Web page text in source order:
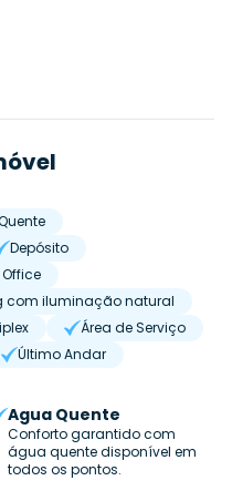
Depósito
com iluminação natural
Área de Serviço
Último Andar
Agua Quente
Conforto garantido com
água quente disponível em
todos os pontos.